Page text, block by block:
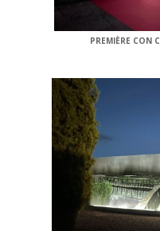
PREMIÈRE CON